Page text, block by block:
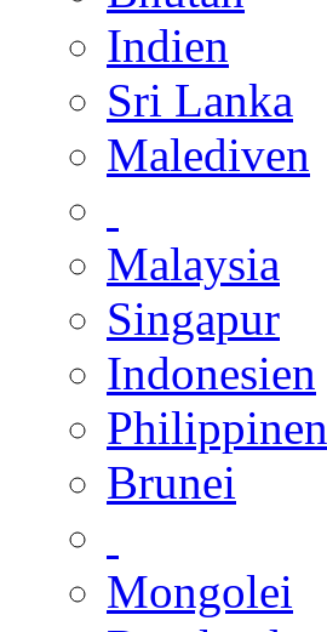
Indien
Sri Lanka
Malediven
Malaysia
Singapur
Indonesien
Philippinen
Brunei
Mongolei